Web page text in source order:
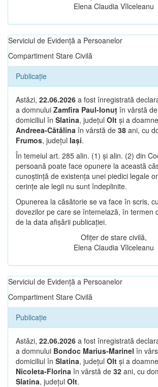
Elena Claudia Vîlceleanu
Serviciul de Evidență a Persoanelor
Compartiment Stare Civilă
Publicație
Astăzi, 22.06.2026 a fost înregistrată
a domnului Zamfira Paul-Ionuț în vârstă de
domiciliul în Slatina, județul Olt și a
Andreea-Cătălina în vârstă de 38 ani, cu
Frumos, județul Iași.
În temeiul art. 285 alin. (1) și alin. (2) din
persoană poate face opunere la această
cunoștință de existența unei piedici legale
cerințe ale legii nu sunt îndeplinite.
Opunerea la căsătorie se va face în scris,
dovezilor pe care se întemeiază, în termen
de la data afișării publicației.
Ofițer de stare civilă,
Elena Claudia Vîlceleanu
Serviciul de Evidență a Persoanelor
Compartiment Stare Civilă
Publicație
Astăzi, 22.06.2026 a fost înregistrată
a domnului Bondoc Marius-Marinel în
domiciliul în Slatina, județul Olt și a
Nicoleta-Florina în vârstă de 32 ani, cu
Slatina, județul Olt.